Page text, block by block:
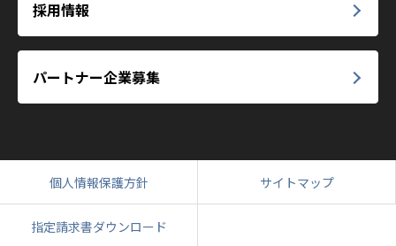
採用情報
パートナー企業募集
個人情報保護方針 サイトマップ
指定請求書ダウンロード